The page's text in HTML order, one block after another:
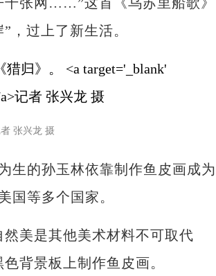
，过上了新生活。
张兴龙 摄
的孙玉林依靠制作鱼皮画成为
国等多个国家。
美是其他美术材料不可取代
背景板上制作鱼皮画。